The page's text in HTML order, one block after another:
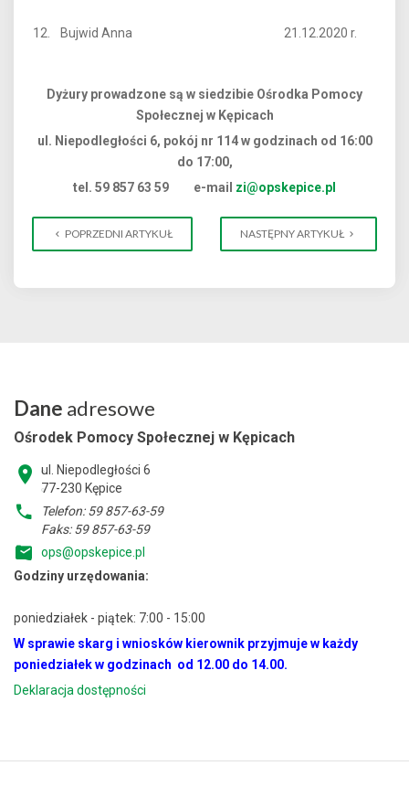
12. Bujwid Anna 21.12.2020 r.
Dyżury prowadzone są w siedzibie Ośrodka Pomocy
Społecznej w Kępicach
ul. Niepodległości 6, pokój nr 114 w godzinach od 16:00
do 17:00,
tel. 59 857 63 59 e-mail zi@opskepice.pl
POPRZEDNI ARTYKUŁ NASTĘPNY ARTYKUŁ
Dane adresowe
Ośrodek Pomocy Społecznej w Kępicach
ul. Niepodległości 6
77-230 Kępice
Telefon: 59 857-63-59
Faks: 59 857-63-59
ops@opskepice.pl
Godziny urzędowania:
poniedziałek - piątek: 7:00 - 15:00
W sprawie skarg i wniosków kierownik przyjmuje w każdy
poniedziałek w godzinach od 12.00 do 14.00.
Deklaracja dostępności